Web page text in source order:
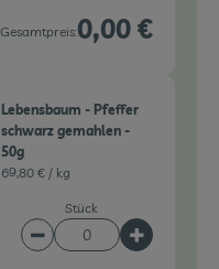
Gesamtpreis:0,00 €
Lebensbaum - Pfeffer
schwarz gemahlen -
50g
69,80 € / kg
Stück
Artikelanzahl